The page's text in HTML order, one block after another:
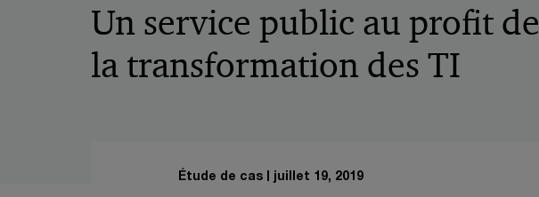
Un service public au profit de
la transformation des TI
Étude de cas juillet 19, 2019